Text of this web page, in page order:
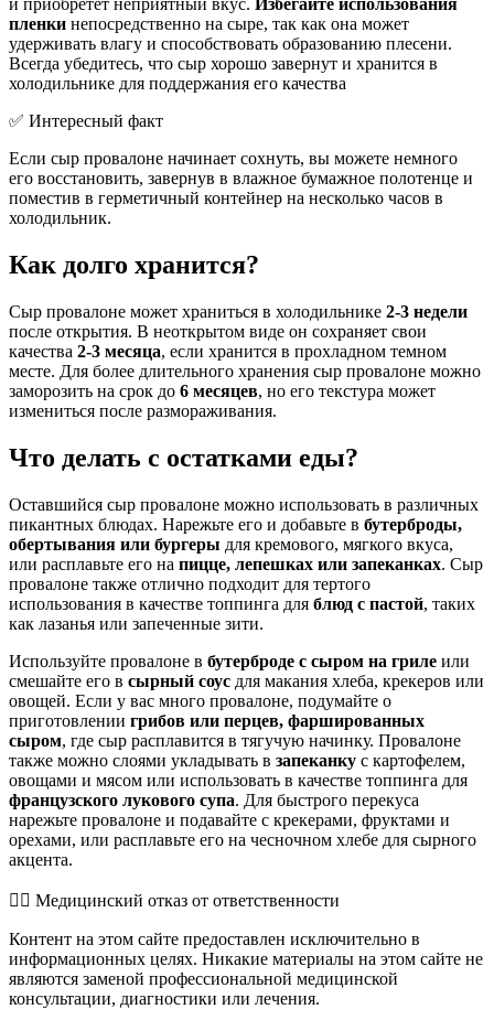
и приобретет неприятный вкус. Избегайте использования
пленки непосредственно на сыре, так как она может
удерживать влагу и способствовать образованию плесени.
Всегда убедитесь, что сыр хорошо завернут и хранится в
холодильнике для поддержания его качества
✅ Интересный факт
Если сыр провалоне начинает сохнуть, вы можете немного
его восстановить, завернув в влажное бумажное полотенце и
поместив в герметичный контейнер на несколько часов в
холодильник.
Как долго хранится?
Сыр провалоне может храниться в холодильнике 2-3 недели
после открытия. В неоткрытом виде он сохраняет свои
качества 2-3 месяца, если хранится в прохладном темном
месте. Для более длительного хранения сыр провалоне можно
заморозить на срок до 6 месяцев, но его текстура может
измениться после размораживания.
Что делать с остатками еды?
Оставшийся сыр провалоне можно использовать в различных
пикантных блюдах. Нарежьте его и добавьте в бутерброды,
обертывания или бургеры для кремового, мягкого вкуса,
или расплавьте его на пицце, лепешках или запеканках. Сыр
провалоне также отлично подходит для тертого
использования в качестве топпинга для блюд с пастой, таких
как лазанья или запеченные зити.
Используйте провалоне в бутерброде с сыром на гриле или
смешайте его в сырный соус для макания хлеба, крекеров или
овощей. Если у вас много провалоне, подумайте о
приготовлении грибов или перцев, фаршированных
сыром, где сыр расплавится в тягучую начинку. Провалоне
также можно слоями укладывать в запеканку с картофелем,
овощами и мясом или использовать в качестве топпинга для
французского лукового супа. Для быстрого перекуса
нарежьте провалоне и подавайте с крекерами, фруктами и
орехами, или расплавьте его на чесночном хлебе для сырного
акцента.
👨‍⚕️️ Медицинский отказ от ответственности
Контент на этом сайте предоставлен исключительно в
информационных целях. Никакие материалы на этом сайте не
являются заменой профессиональной медицинской
консультации, диагностики или лечения.